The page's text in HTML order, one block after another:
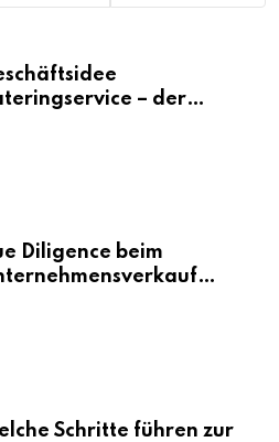
– der
Diligence beim
Schritte führen zur